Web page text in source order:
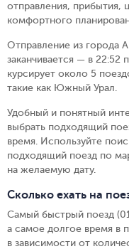
отправления, прибытия,
комфортного
Отправление из города
заканчивается — в 22:52
курсирует около 5
такие как Южный Урал.
Удобный и понятный
выбрать подходящий
время. Используйте
подходящий поезд по
на желаемую дату.
Сколько ехать на
Самый быстрый поезд
а самое долгое время в
в зависимости от